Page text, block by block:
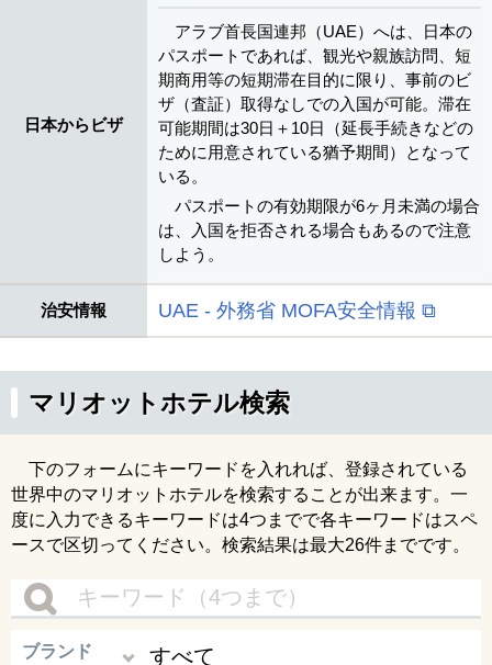
日本からビザ
アラブ首長国連邦（UAE）へは、日本の
パスポートであれば、観光や親族訪問、短
期商用等の短期滞在目的に限り、事前のビ
ザ（査証）取得なしでの入国が可能。滞在
可能期間は30日＋10日（延長手続きなどの
ために用意されている猶予期間）となって
いる。
パスポートの有効期限が6ヶ月未満の場合
は、入国を拒否される場合もあるので注意
しよう。
治安情報 UAE - 外務省 MOFA安全情報 ⧉
マリオットホテル検索
下のフォームにキーワードを入れれば、登録されている
世界中のマリオットホテルを検索することが出来ます。一
度に入力できるキーワードは4つまでで各キーワードはスペ
ースで区切ってください。検索結果は最大26件までです。
ブランド